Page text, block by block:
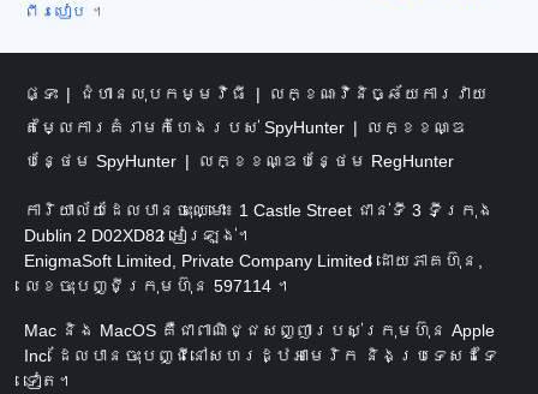
ពីរបៀប ។
ផ្ទះ ជំហានលុបកម្មវិធី
លក្ខណៈវិនិច្ឆ័យការវាយ
តម្លៃការគំរាមកំហែងរបស់ SpyHunter
លក្ខខណ្ឌ
បន្ថែម SpyHunter
លក្ខខណ្ឌបន្ថែម RegHunter
ការិយាល័យដែលបានចុះឈ្មោះ៖ 1 Castle Street ជាន់ទី 3 ទីក្រុង
Dublin 2 D02XD82 អៀរឡង់។
EnigmaSoft Limited, Private Company Limited ដោយភាគហ៊ុន,
លេខចុះបញ្ជីក្រុមហ៊ុន 597114 ។
Mac និង MacOS គឺជាពាណិជ្ជសញ្ញារបស់ក្រុមហ៊ុន Apple
Inc. ដែលបានចុះបញ្ជីនៅសហរដ្ឋអាមេរិក និងប្រទេសដទៃ
ទៀត។